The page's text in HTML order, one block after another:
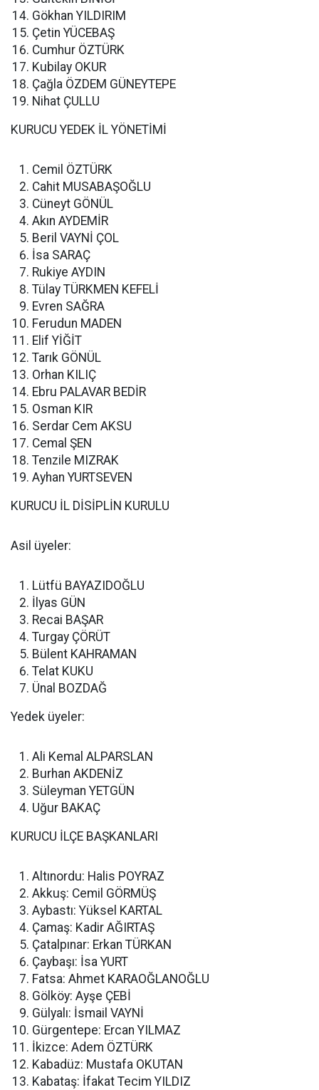
Gökhan YILDIRIM
Çetin YÜCEBAŞ
Cumhur ÖZTÜRK
Kubilay OKUR
Çağla ÖZDEM GÜNEYTEPE
Nihat ÇULLU
KURUCU YEDEK İL YÖNETİMİ
Cemil ÖZTÜRK
Cahit MUSABAŞOĞLU
Cüneyt GÖNÜL
Akın AYDEMİR
Beril VAYNİ ÇOL
İsa SARAÇ
Rukiye AYDIN
Tülay TÜRKMEN KEFELİ
Evren SAĞRA
Ferudun MADEN
Elif YİĞİT
Tarık GÖNÜL
Orhan KILIÇ
Ebru PALAVAR BEDİR
Osman KIR
Serdar Cem AKSU
Cemal ŞEN
Tenzile MIZRAK
Ayhan YURTSEVEN
KURUCU İL DİSİPLİN KURULU
Asil üyeler:
Lütfü BAYAZIDOĞLU
İlyas GÜN
Recai BAŞAR
Turgay ÇÖRÜT
Bülent KAHRAMAN
Telat KUKU
Ünal BOZDAĞ
Yedek üyeler:
Ali Kemal ALPARSLAN
Burhan AKDENİZ
Süleyman YETGÜN
Uğur BAKAÇ
KURUCU İLÇE BAŞKANLARI
Altınordu: Halis POYRAZ
Akkuş: Cemil GÖRMÜŞ
Aybastı: Yüksel KARTAL
Çamaş: Kadir AĞIRTAŞ
Çatalpınar: Erkan TÜRKAN
Çaybaşı: İsa YURT
Fatsa: Ahmet KARAOĞLANOĞLU
Gölköy: Ayşe ÇEBİ
Gülyalı: İsmail VAYNİ
Gürgentepe: Ercan YILMAZ
İkizce: Adem ÖZTÜRK
Kabadüz: Mustafa OKUTAN
Kabataş: İfakat Tecim YILDIZ